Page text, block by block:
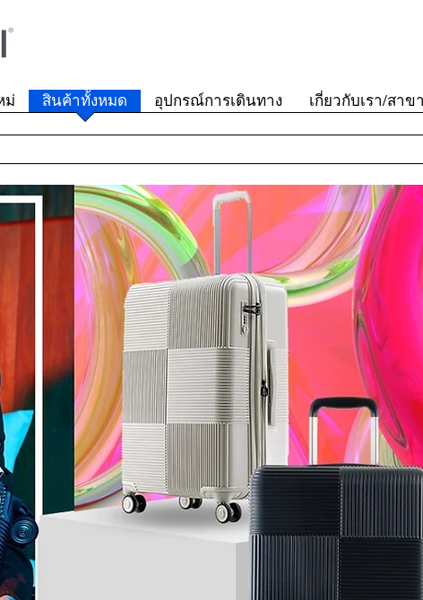
ม่ สินค้าทั้งหมด อุปกรณ์การเดินทาง เกี่ยวกับเรา/สาข